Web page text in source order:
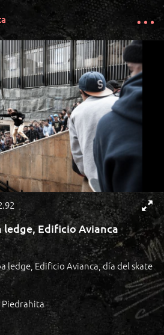
ledge, Edificio Avianca
ledge, Edificio Avianca, día del skate